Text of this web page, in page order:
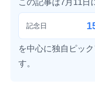
この記事は7月11日
記念日
を中心に独自ピッ
す。